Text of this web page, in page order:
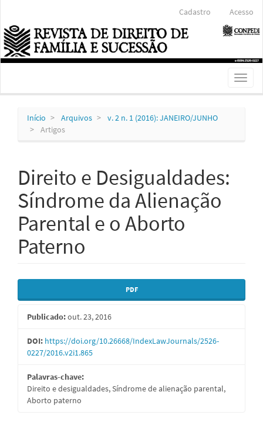
Conteúdo
principal
Barra
Lateral
Cadastro Acesso
Toggle
Início Arquivos
v. 2 n. 1 (2016): JANEIRO/JUNHO
Artigos
Direito e Desigualdades:
Síndrome da Alienação
Parental e o Aborto
Paterno
Barra
lateral
de
artigos
PDF
Publicado:out. 23, 2016
DOI: https://doi.org/10.26668/IndexLawJournals/2526-
0227/2016.v2i1.865
Palavras-chave:
Direito e desigualdades, Síndrome de alienação parental,
Aborto paterno